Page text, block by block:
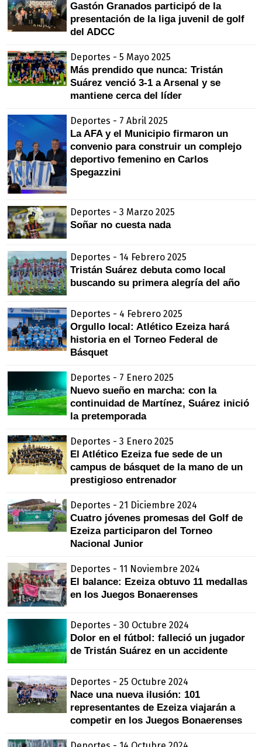
Gastón Granados participó de la
presentación de la liga juvenil de golf
del ADCC
Deportes - 5 Mayo 2025
Más prendido que nunca: Tristán
Suárez venció 3-1 a Arsenal y se
mantiene cerca del líder
Deportes - 7 Abril 2025
La AFA y el Municipio firmaron un
convenio para construir un complejo
deportivo femenino en Carlos
Spegazzini
Deportes - 3 Marzo 2025
Soñar no cuesta nada
Deportes - 14 Febrero 2025
Tristán Suárez debuta como local
buscando su primera alegría del año
Deportes - 4 Febrero 2025
Orgullo local: Atlético Ezeiza hará
historia en el Torneo Federal de
Básquet
Deportes - 7 Enero 2025
Nuevo sueño en marcha: con la
continuidad de Martínez, Suárez inició
la pretemporada
Deportes - 3 Enero 2025
El Atlético Ezeiza fue sede de un
campus de básquet de la mano de un
prestigioso entrenador
Deportes - 21 Diciembre 2024
Cuatro jóvenes promesas del Golf de
Ezeiza participaron del Torneo
Nacional Junior
Deportes - 11 Noviembre 2024
El balance: Ezeiza obtuvo 11 medallas
en los Juegos Bonaerenses
Deportes - 30 Octubre 2024
Dolor en el fútbol: falleció un jugador
de Tristán Suárez en un accidente
Deportes - 25 Octubre 2024
Nace una nueva ilusión: 101
representantes de Ezeiza viajarán a
competir en los Juegos Bonaerenses